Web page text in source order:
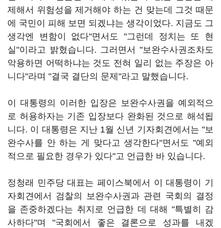
제해서 위험성을 제거해야 하는 건 맞는데 그것 때문
에 국민이 피해 보면 되겠냐는 생각이었다. 지금도 그
생각엔 변함이 없다"면서도 "그런데 정치는 또 현
실"이라고 밝혔습니다. 그러면서 "보완수사권조차도
악용하면 어떡하냐는 것도 전혀 일리 없는 주장은 아
니다"라며 "결국 결단의 문제"라고 말했습니다.
이 대통령의 이러한 입장은 보완수사권을 예외적으
로 허용하자는 기존 입장보다 완화된 것으로 해석됩
니다. 이 대통령은 지난 1월 신년 기자회견에서는 "보
완수사를 안 하는 게 맞다고 생각한다"면서도 "예외
적으로 필요한 경우가 있다"고 언급한 바 있습니다.
정청래 민주당 대표는 페이스북에서 이 대통령이 기
자회견에서 검찰의 보완수사권과 관련 국회의 결정
을 존중하겠다는 취지로 언급한 데 대해 "특별히 감
사하다"며 "국회에서 좋은 결론으로 성과를 내겠